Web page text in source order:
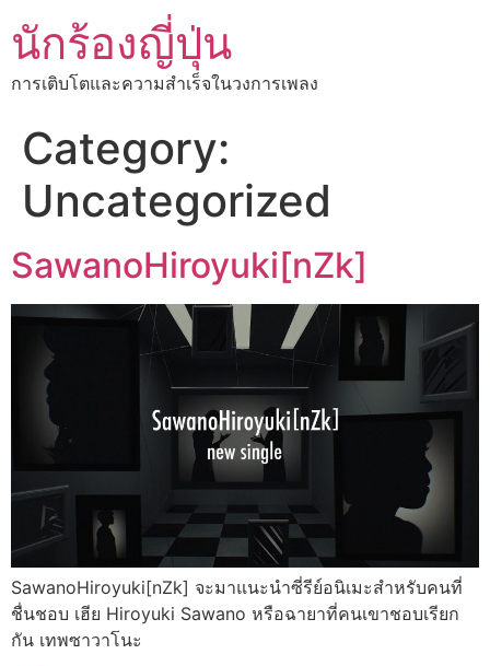
นักร้องญี่ปุ่น
การเติบโตและความสำเร็จในวงการเพลง
Category:
Uncategorized
SawanoHiroyuki[nZk]
SawanoHiroyuki[nZk] จะมาแนะนำซี่รีย์อนิเมะสำหรับคนที่
ชื่นชอบ เฮีย Hiroyuki Sawano หรือฉายาที่คนเขาชอบเรียก
กัน เทพซาวาโนะ